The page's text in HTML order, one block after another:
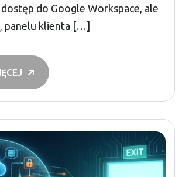
do Google Workspace, ale
panelu klienta […]